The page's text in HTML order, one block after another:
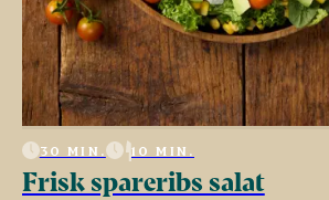
30 MIN. 10 MIN.
Frisk spareribs salat